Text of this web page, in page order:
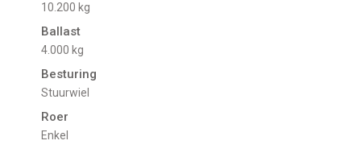
10.200 kg
Ballast
4.000 kg
Besturing
Stuurwiel
Roer
Enkel